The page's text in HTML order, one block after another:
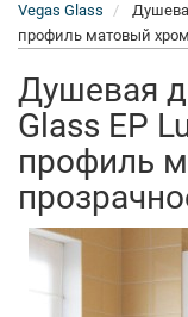
Vegas Glass
профиль матовый
Душевая
Glass EP
профиль